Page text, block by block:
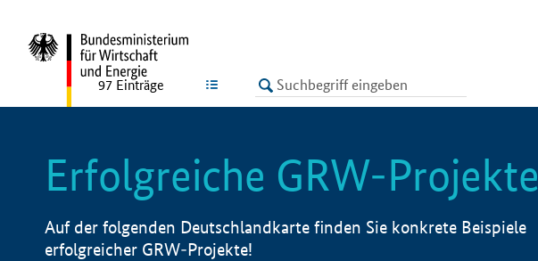
LISTE
97 Einträge
Erfolgreiche GRW-Projekte
Auf der folgenden Deutschlandkarte finden Sie konkrete Beispiele
erfolgreicher GRW-Projekte!